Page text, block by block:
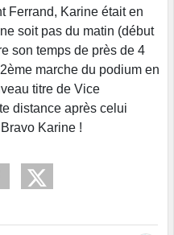
Ferrand, Karine était en
soit pas du matin (début
son temps de près de 4
marche du podium en
titre de Vice
distance après celui
Karine !